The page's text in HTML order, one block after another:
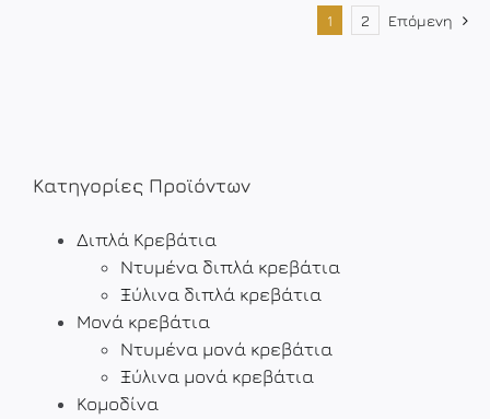
1 2 Επόμενη
Κατηγορίες Προϊόντων
Διπλά Κρεβάτια
Ντυμένα διπλά κρεβάτια
Ξύλινα διπλά κρεβάτια
Μονά κρεβάτια
Ντυμένα μονά κρεβάτια
Ξύλινα μονά κρεβάτια
Κομοδίνα